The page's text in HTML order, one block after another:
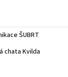
ŠUBRT
chata Kvilda